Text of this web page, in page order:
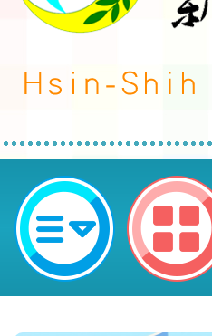
轉知衛生福利部
來》MV 影片」
園市平鎮區新勢